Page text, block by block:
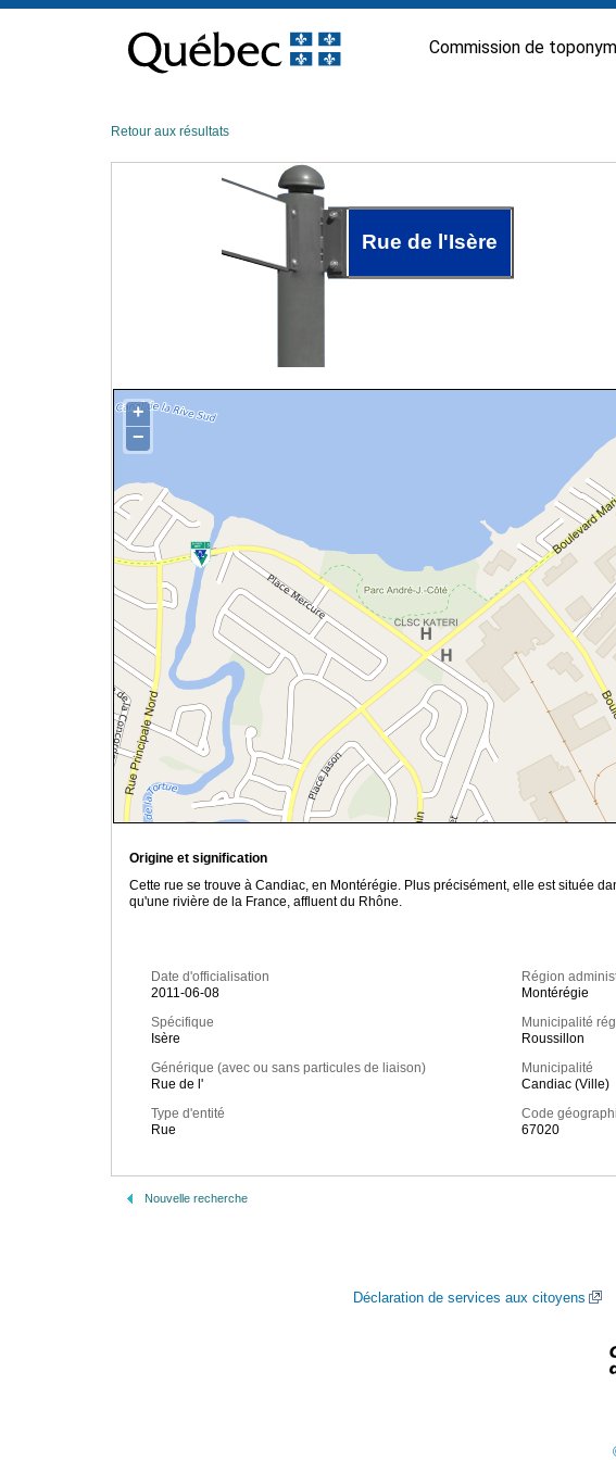
contenu
Commission de
Retour aux résultats
Rue de l'Isère
+
−
Origine et signification
Cette rue se trouve à Candiac, en Montérégie. Plus précisément, elle est située
qu'une rivière de la France, affluent du Rhône.
Date d'officialisation
2011-06-08
Spécifique
Isère
Générique (avec ou sans particules de liaison)
Rue de l'
Type d'entité
Rue
Région
Montérégie
Municipalité
Roussillon
Municipalité
Candiac (Ville)
Code
67020
Nouvelle recherche
Déclaration de services aux citoyens